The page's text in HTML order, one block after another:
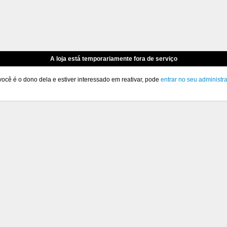
A loja está temporariamente fora de serviço
é o dono dela e estiver interessado em reativar, pode entrar no seu